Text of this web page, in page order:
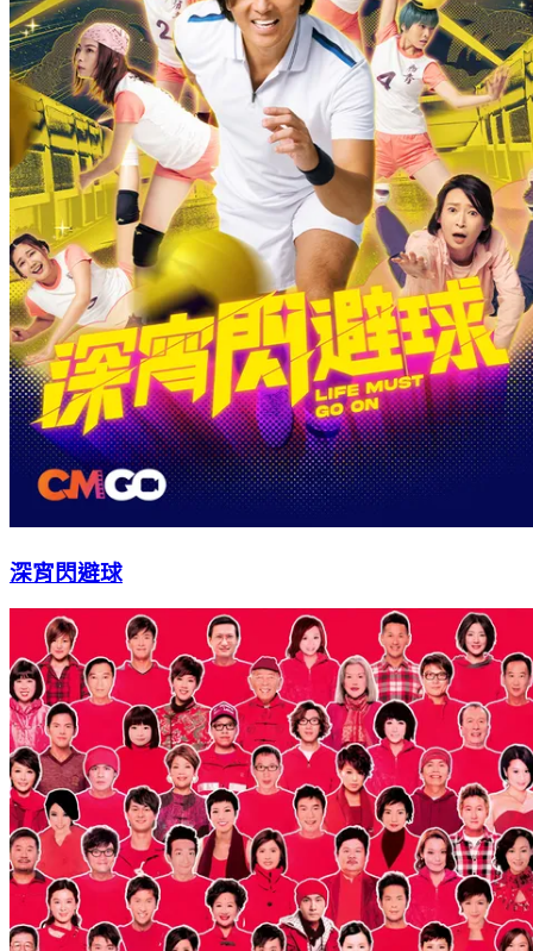
深宵閃避球